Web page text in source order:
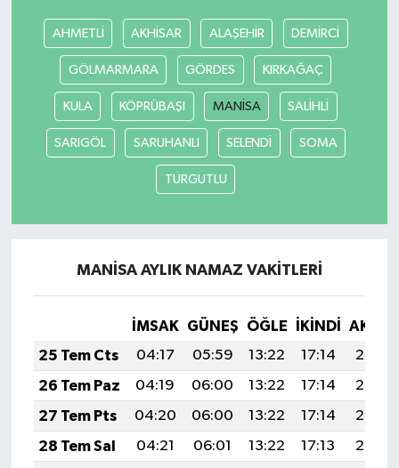
AHMETLİ AKHİSAR ALAŞEHİR DEMİRCİ
GÖLMARMARA GÖRDES KIRKAĞAÇ
KULA KÖPRÜBAŞI MANİSA SALİHLİ
SARIGÖL SARUHANLI SELENDİ SOMA
TURGUTLU
MANİSA AYLIK NAMAZ VAKITLERI
İMSAK GÜNEŞ ÖĞLE İKINDI
25 Tem Cts
04:17 05:59 13:22 17:14
20:35
26 Tem Paz
04:19 06:00 13:22 17:14
20:34
27 Tem Pts
04:20 06:00 13:22 17:14
20:33
28 Tem Sal
04:21 06:01 13:22 17:13
20:33